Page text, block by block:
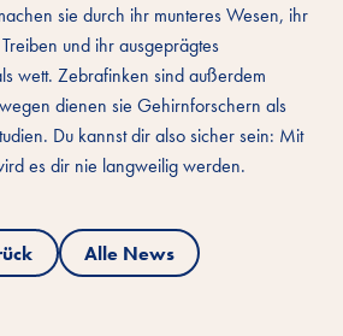
sie durch ihr munteres Wesen, ihr
und ihr ausgeprägtes
wett. Zebrafinken sind außerdem
dienen sie Gehirnforschern als
Du kannst dir also sicher sein: Mit
es dir nie langweilig werden.
Alle News